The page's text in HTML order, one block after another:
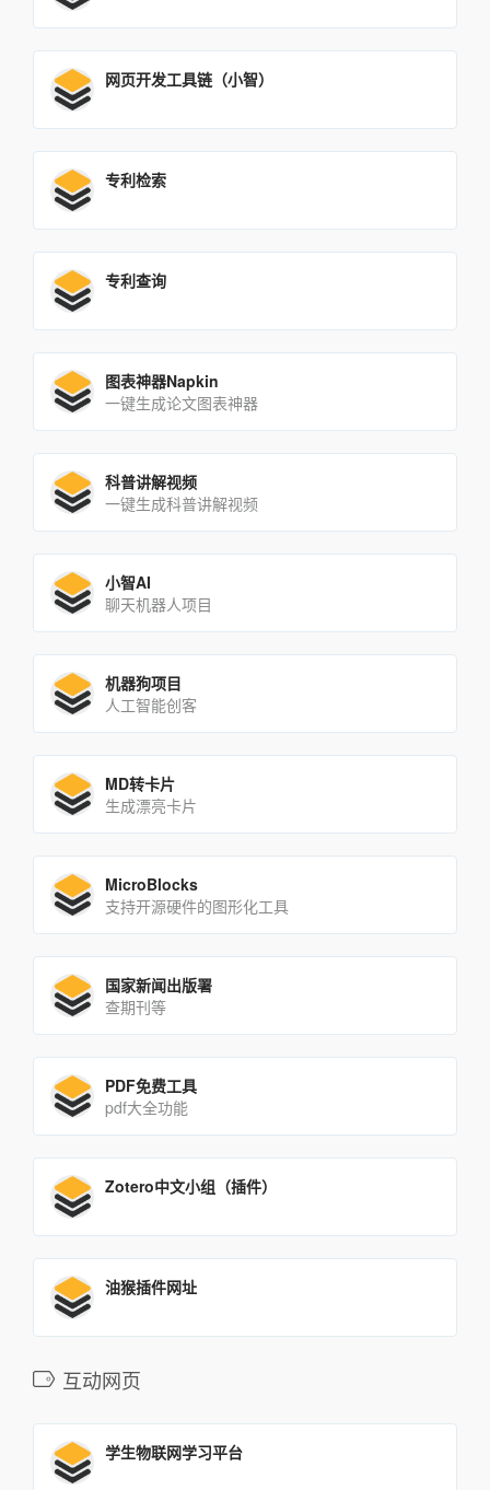
网页开发工具链（小智）
专利检索
专利查询
图表神器Napkin
一键生成论文图表神器
科普讲解视频
一键生成科普讲解视频
小智AI
聊天机器人项目
机器狗项目
人工智能创客
MD转卡片
生成漂亮卡片
MicroBlocks
支持开源硬件的图形化工具
国家新闻出版署
查期刊等
PDF免费工具
pdf大全功能
Zotero中文小组（插件）
油猴插件网址
互动网页
学生物联网学习平台